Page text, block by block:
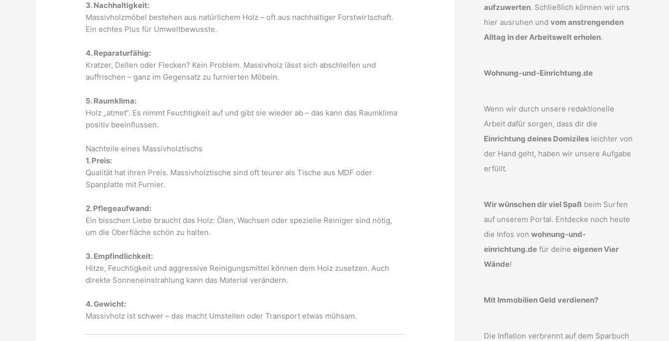
3. Nachhaltigkeit:
Massivholzmöbel bestehen aus natürlichem Holz – oft aus nachhaltiger Forstwirtschaft.
Ein echtes Plus für Umweltbewusste.
4. Reparaturfähig:
Kratzer, Dellen oder Flecken? Kein Problem. Massivholz lässt sich abschleifen und
auffrischen – ganz im Gegensatz zu furnierten Möbeln.
5. Raumklima:
Holz „atmet“. Es nimmt Feuchtigkeit auf und gibt sie wieder ab – das kann das Raumklima
positiv beeinflussen.
Nachteile eines Massivholztischs
1. Preis:
Qualität hat ihren Preis. Massivholztische sind oft teurer als Tische aus MDF oder
Spanplatte mit Furnier.
2. Pflegeaufwand:
Ein bisschen Liebe braucht das Holz: Ölen, Wachsen oder spezielle Reiniger sind nötig,
um die Oberfläche schön zu halten.
3. Empfindlichkeit:
Hitze, Feuchtigkeit und aggressive Reinigungsmittel können dem Holz zusetzen. Auch
direkte Sonneneinstrahlung kann das Material verändern.
4. Gewicht:
Massivholz ist schwer – das macht Umstellen oder Transport etwas mühsam.
aufzuwerten. Schließlich können wir uns
hier ausruhen und vom anstrengenden
Alltag in der Arbeitswelt erholen.
Wohnung-und-Einrichtung.de
Wenn wir durch unsere redaktionelle
Arbeit dafür sorgen, dass dir die
Einrichtung deines Domiziles leichter von
der Hand geht, haben wir unsere Aufgabe
erfüllt.
Wir wünschen dir viel Spaß beim Surfen
auf unserem Portal. Entdecke noch heute
die Infos von wohnung-und-
einrichtung.de für deine eigenen Vier
Wände!
Mit Immobilien Geld verdienen?
Die Inflation verbrennt auf dem Sparbuch